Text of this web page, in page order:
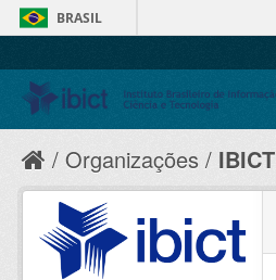
BRASIL
Organizações IBICT